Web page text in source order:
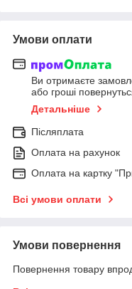
Умови оплати
Ви отримаєте
або гроші
Детальніше
Післяплата
Оплата на рахунок
Оплата на картку
Всі умови оплати
Умови повернення
Повернення товару